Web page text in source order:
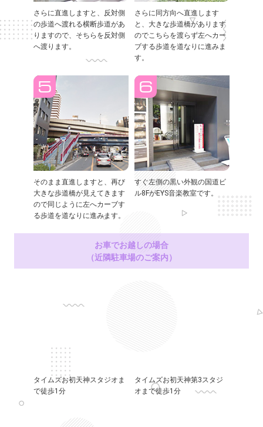
さらに直進しますと、反対側
の歩道へ渡れる横断歩道があ
りますので、そちらを反対側
へ渡ります。
さらに同方向へ直進します
と、大きな歩道橋があります
のでこちらを渡らず左へカー
ブする歩道を道なりに進みま
す。
そのまま直進しますと、再び
大きな歩道橋が見えてきます
ので同じように左へカーブす
る歩道を道なりに進みます。
すぐ左側の黒い外観の国道ビ
ル8FがEYS音楽教室です。
お車でお越しの場合
（近隣駐車場のご案内）
タイムズお初天神スタジオま
で徒歩1分
タイムズお初天神第3スタジ
オまで徒歩1分